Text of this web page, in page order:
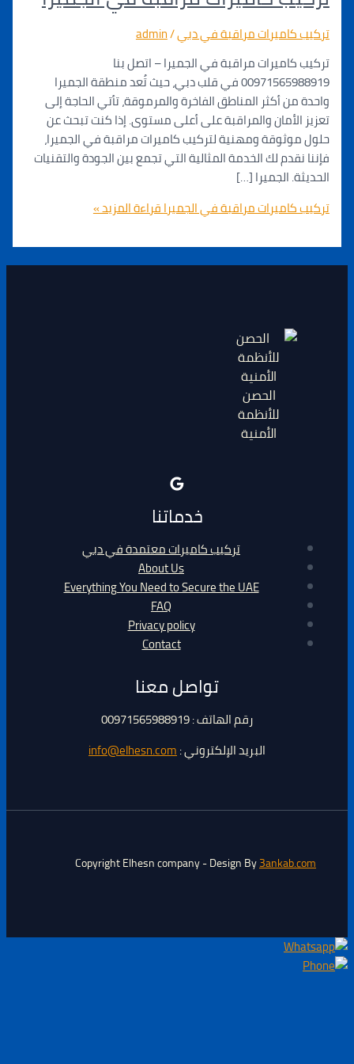
مراقبة في دبي/
admin
مراقبة في الجميرا – اتصل بنا
00971565988919 في قلب دبي، حيث تُعد منطقة الجميرا
أكثر المناطق الفاخرة والمرموقة، تأتي الحاجة إلى
والمراقبة على أعلى مستوى. إذا كنت تبحث عن
ومهنية لتركيب كاميرات مراقبة في الجميرا،
لك الخدمة المثالية التي تجمع بين الجودة والتقنيات
الجميرا […]
مراقبة في الجميراقراءة المزيد »
تركيب كاميرات معتمدة في دبي
Everything You Need to Secure the UAE
Privacy policy
تواصل معنا
رقم الهاتف : 00971565988919
البريد الإلكتروني :info@elhesn.com
Copyright Elhesn company - Design By